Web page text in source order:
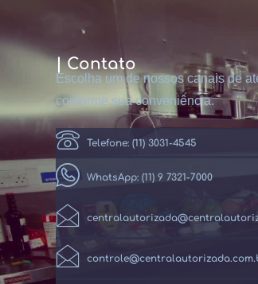
| Contato
Escolha um de nossos canais de
conforme sua conveniência.
Telefone: (11) 3031-4545
WhatsApp: (11) 9 7321-7000